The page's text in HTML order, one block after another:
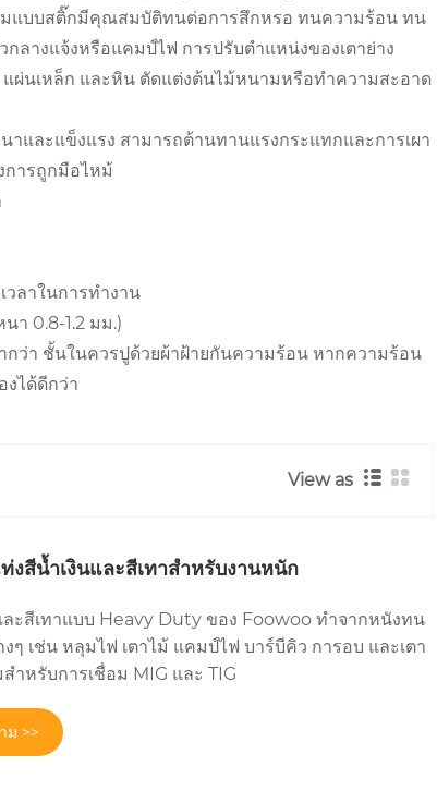
มแบบสติ๊กมีคุณสมบัติทนต่อการสึกหรอ ทนความร้อน ทน
ลางแจ้งหรือแคมป์ไฟ การปรับตำแหน่งของเตาย่าง
ผ่นเหล็ก และหิน ตัดแต่งต้นไม้หนามหรือทำความสะอาด
ละแข็งแรง สามารถต้านทานแรงกระแทกและการเผา
การถูกมือไหม้
ลาในการทำงาน
า 0.8-1.2 มม.)
กว่า ชั้นในควรปูด้วยผ้าฝ้ายกันความร้อน หากความร้อน
ได้ดีกว่า
View as
งสีน้ำเงินและสีเทาสำหรับงานหนัก
ะสีเทาแบบ Heavy Duty ของ Foowoo ทำจากหนังทน
เช่น หลุมไฟ เตาไม้ แคมป์ไฟ บาร์บีคิว การอบ และเตา
ำหรับการเชื่อม MIG และ TIG
ม >>